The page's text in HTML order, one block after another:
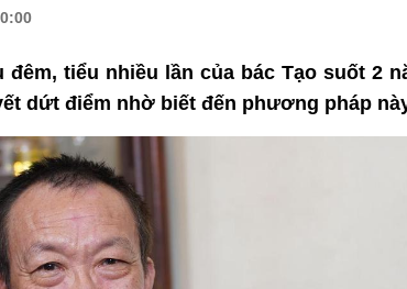
đêm, tiểu nhiều lần của bác Tạo suốt 2
dứt điểm nhờ biết đến phương pháp